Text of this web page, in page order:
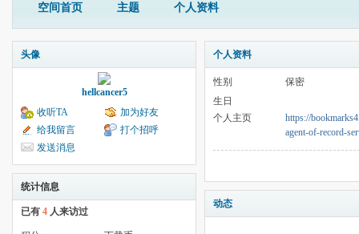
空间首页 主题 个人资料
头像
hellcancer5
收听TA
加为好友
给我留言
打个招呼
发送消息
统计信息
已有 4 人来访过
个人资料
性别
保密
生日
个人主页
https://
agent-of-record-
动态